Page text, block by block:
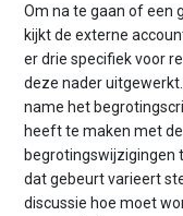
Om na te gaan of een
kijkt de externe
er drie specifiek voor
deze nader
name het
heeft te maken met
begrotingswijzigingen
dat gebeurt varieert
discussie hoe moet